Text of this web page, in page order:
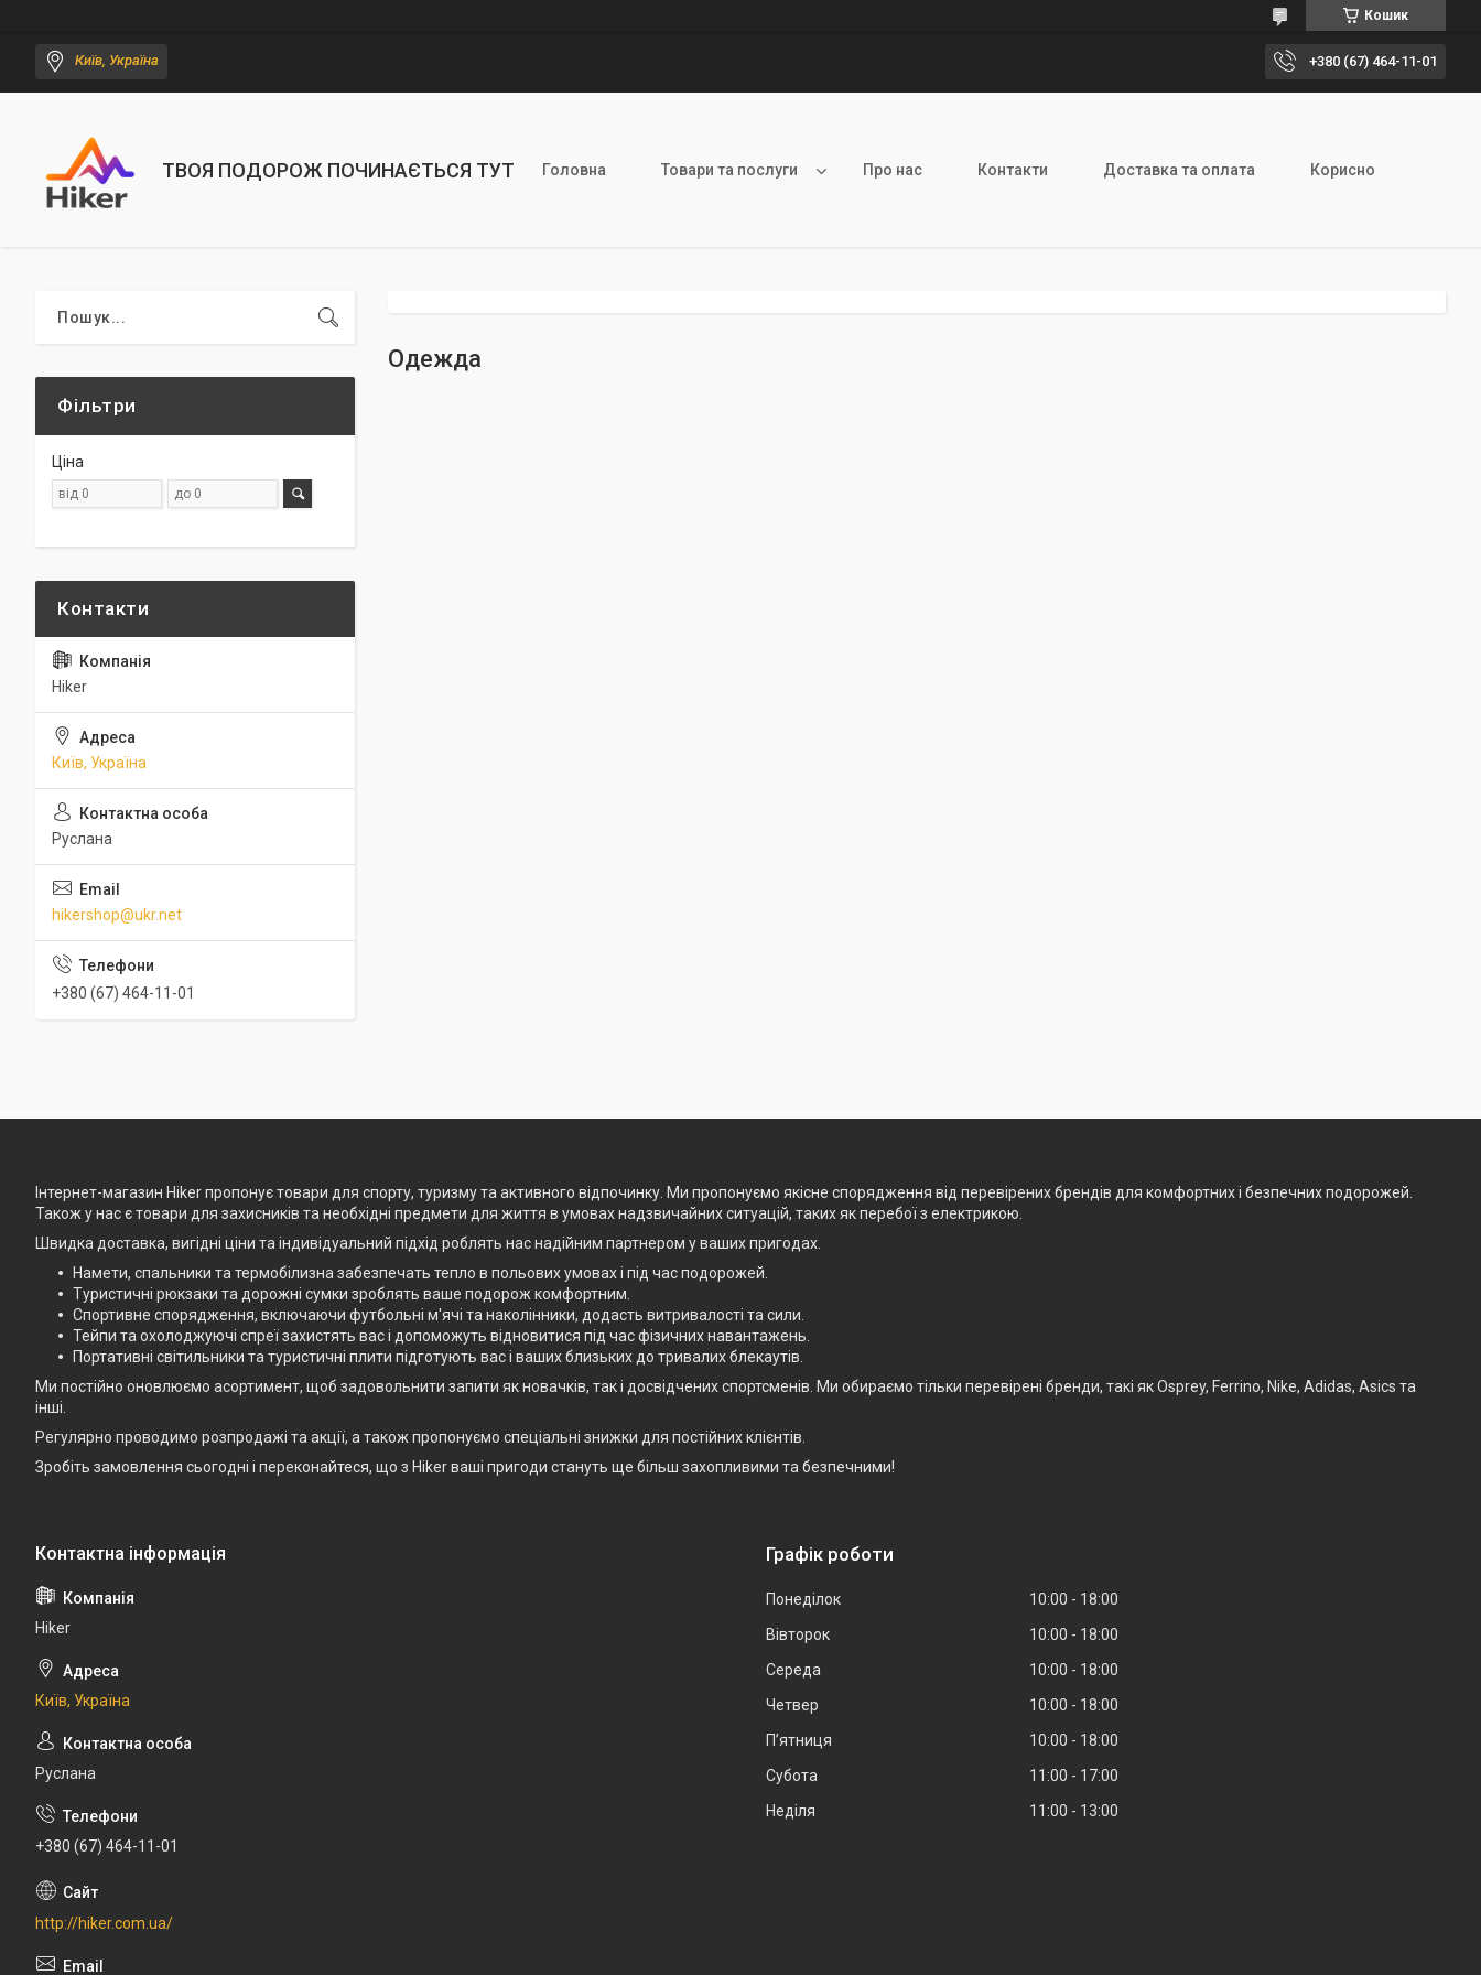
Кошик
Київ, Україна +380 (67) 464-11-01
ТВОЯ ПОДОРОЖ ПОЧИНАЄТЬСЯ ТУТ Головна Товари та послуги Про нас Контакти Доставка та оплата Корисно
Одежда
Фільтри
Ціна
Hiker
Київ, Україна
Руслана
hikershop@ukr.net
+380 (67) 464-11-01
Інтернет-магазин Hiker пропонує товари для спорту, туризму та активного відпочинку. Ми пропонуємо якісне спорядження від перевірених брендів для комфортних і безпечних подорожей.
Також у нас є товари для захисників та необхідні предмети для життя в умовах надзвичайних ситуацій, таких як перебої з електрикою.
Швидка доставка, вигідні ціни та індивідуальний підхід роблять нас надійним партнером у ваших пригодах.
Намети, спальники та термобілизна забезпечать тепло в польових умовах і під час подорожей.
Туристичні рюкзаки та дорожні сумки зроблять ваше подорож комфортним.
Спортивне спорядження, включаючи футбольні м'ячі та наколінники, додасть витривалості та сили.
Тейпи та охолоджуючі спреї захистять вас і допоможуть відновитися під час фізичних навантажень.
Портативні світильники та туристичні плити підготують вас і ваших близьких до тривалих блекаутів.
Ми постійно оновлюємо асортимент, щоб задовольнити запити як новачків, так і досвідчених спортсменів. Ми обираємо тільки перевірені бренди, такі як Osprey, Ferrino, Nike, Adidas, Asics та
інші.
Регулярно проводимо розпродажі та акції, а також пропонуємо спеціальні знижки для постійних клієнтів.
Зробіть замовлення сьогодні і переконайтеся, що з Hiker ваші пригоди стануть ще більш захопливими та безпечними!
Hiker
Київ, Україна
Руслана
+380 (67) 464-11-01
http://hiker.com.ua/
Графік роботи
Понеділок 10:00
18:00
Вівторок
10:00
18:00
Середа
10:00
18:00
Четвер
10:00
18:00
Пʼятниця
10:00
18:00
Субота
11:00
17:00
Неділя
11:00 13:00